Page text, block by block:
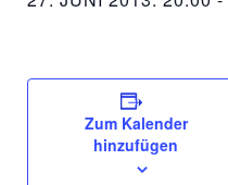
Zum Kalender
hinzufügen